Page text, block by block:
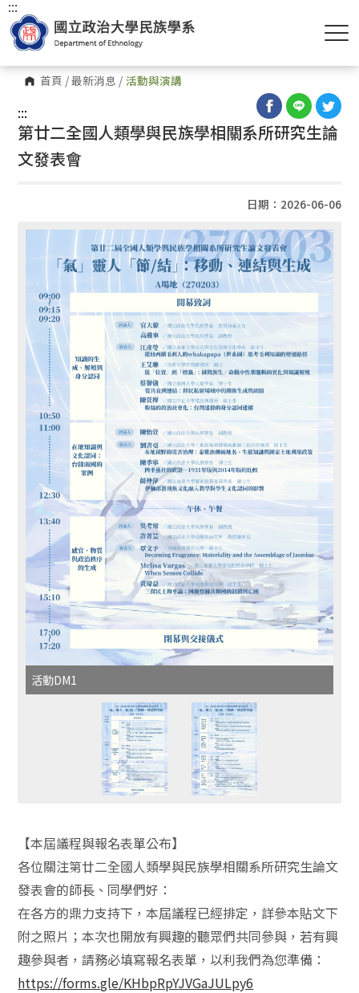
首頁 /最新消息 / 活動與演講
:::
:::
第廿二全國人類學與民族學相關系所研究生論
文發表會
日期：2026-06-06
活動DM1
【本屆議程與報名表單公布】
各位關注第廿二全國人類學與民族學相關系所研究生論文
發表會的師長、同學們好：
在各方的鼎力支持下，本屆議程已經排定，詳參本貼文下
附之照片；本次也開放有興趣的聽眾們共同參與，若有興
趣參與者，請務必填寫報名表單，以利我們為您準備：
https://forms.gle/KHbpRpYJVGaJULpy6